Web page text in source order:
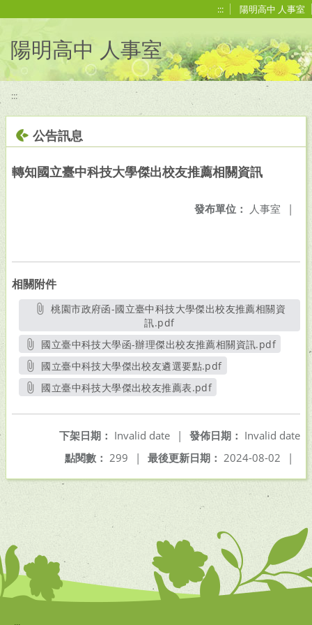
::: 陽明高中 人事室
陽明高中 人事室
:::
公告訊息
轉知國立臺中科技大學傑出校友推薦相關資訊
發布單位： 人事室 |
相關附件
桃園市政府函-國立臺中科技大學傑出校友推薦相關資
訊.pdf另開新視窗
國立臺中科技大學函-辦理傑出校友推薦相關資訊.pdf
另開新視窗
國立臺中科技大學傑出校友遴選要點.pdf
另開新視窗
國立臺中科技大學傑出校友推薦表.pdf
發佈日期： Invalid date
下架日期： Invalid date
|
最後更新日期： 2024-08-02 |
點閱數： 299 |